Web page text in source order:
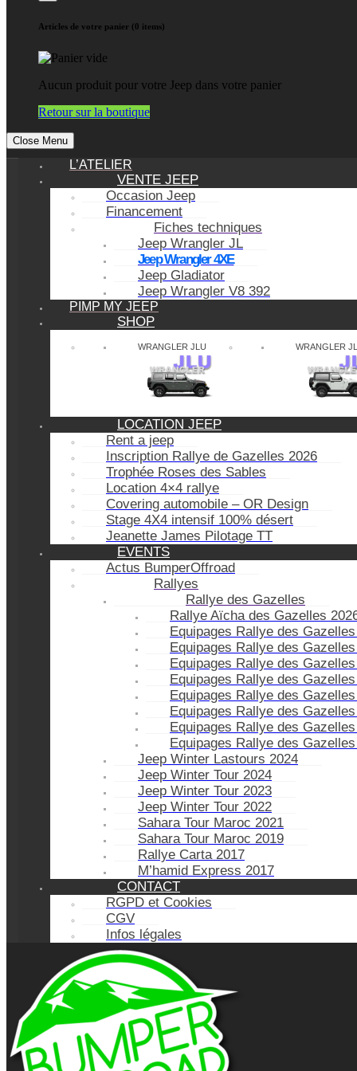
Articles de votre panier (0 items)
Aucun produit pour votre Jeep dans votre panier
Retour sur la boutique
Close Menu
L’ATELIER
VENTE JEEP
Occasion Jeep
Financement
Fiches techniques
Jeep Wrangler JL
Jeep Wrangler 4XE
Jeep Gladiator
Jeep Wrangler V8 392
PIMP MY JEEP
SHOP
WRANGLER JLU WRANGLER JL
LOCATION JEEP
Rent a jeep
Inscription Rallye de Gazelles 2026
Trophée Roses des Sables
Location 4×4 rallye
Covering automobile – OR Design
Stage 4X4 intensif 100% désert
Jeanette James Pilotage TT
EVENTS
Actus BumperOffroad
Rallyes
Rallye des Gazelles
Rallye Aïcha des Gazelles
Equipages Rallye des
Equipages Rallye des
Equipages Rallye des
Equipages Rallye des
Equipages Rallye des
Equipages Rallye des
Equipages Rallye des
Equipages Rallye des
Jeep Winter Lastours 2024
Jeep Winter Tour 2024
Jeep Winter Tour 2023
Jeep Winter Tour 2022
Sahara Tour Maroc 2021
Sahara Tour Maroc 2019
Rallye Carta 2017
M’hamid Express 2017
CONTACT
RGPD et Cookies
CGV
Infos légales